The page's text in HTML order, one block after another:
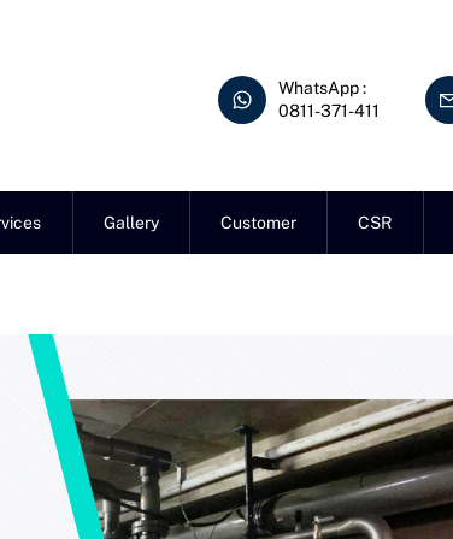
Gallery Customer CSR
WhatsApp :
0811-371-411